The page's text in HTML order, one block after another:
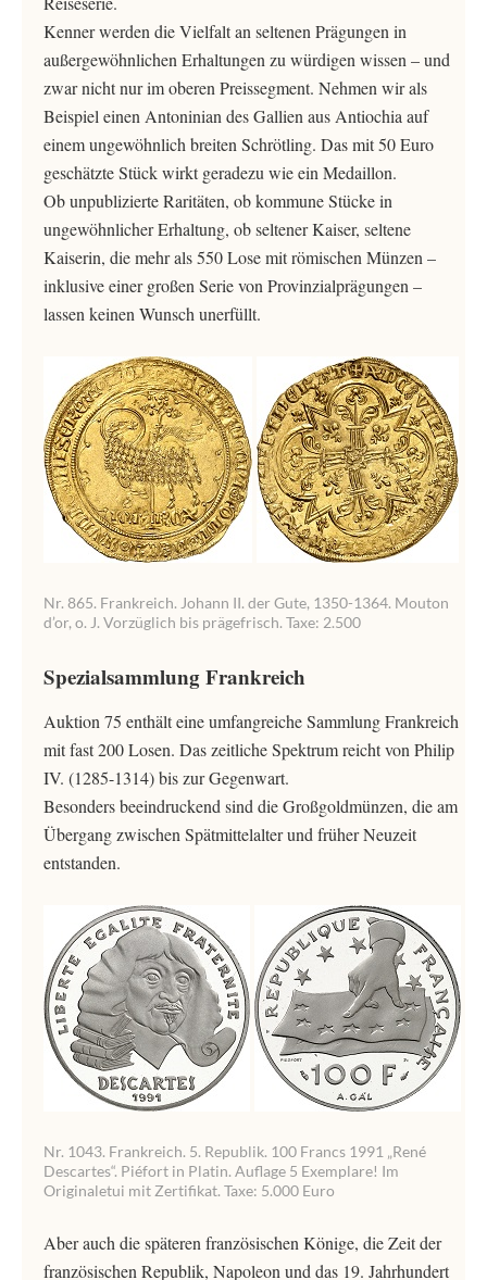
Kenner werden die Vielfalt an seltenen Prägungen in
außergewöhnlichen Erhaltungen zu würdigen wissen – und
zwar nicht nur im oberen Preissegment. Nehmen wir als
Beispiel einen Antoninian des Gallien aus Antiochia auf
einem ungewöhnlich breiten Schrötling. Das mit 50 Euro
geschätzte Stück wirkt geradezu wie ein Medaillon.
Ob unpublizierte Raritäten, ob kommune Stücke in
ungewöhnlicher Erhaltung, ob seltener Kaiser, seltene
Kaiserin, die mehr als 550 Lose mit römischen Münzen –
inklusive einer großen Serie von Provinzialprägungen –
lassen keinen Wunsch unerfüllt.
Nr. 865. Frankreich. Johann II. der Gute, 1350-1364. Mouton
d’or, o. J. Vorzüglich bis prägefrisch. Taxe: 2.500
Spezialsammlung Frankreich
Auktion 75 enthält eine umfangreiche Sammlung Frankreich
mit fast 200 Losen. Das zeitliche Spektrum reicht von Philip
IV. (1285-1314) bis zur Gegenwart.
Besonders beeindruckend sind die Großgoldmünzen, die am
Übergang zwischen Spätmittelalter und früher Neuzeit
entstanden.
Nr. 1043. Frankreich. 5. Republik. 100 Francs 1991 „René
Descartes“. Piéfort in Platin. Auflage 5 Exemplare! Im
Originaletui mit Zertifikat. Taxe: 5.000 Euro
Aber auch die späteren französischen Könige, die Zeit der
französischen Republik, Napoleon und das 19. Jahrhundert